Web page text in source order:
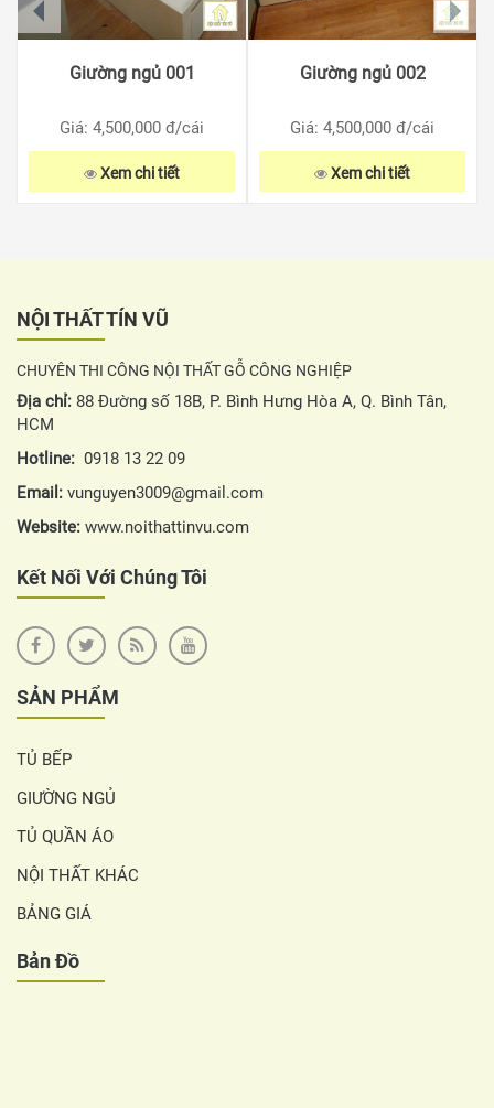
Giường ngủ 001
Giá: 4,500,000 đ/cái
Xem chi tiết
Giường ngủ 002
Giá: 4,500,000 đ/cái
Xem chi tiết
NỘI THẤT TÍN VŨ
CHUYÊN THI CÔNG NỘI THẤT GỖ CÔNG NGHIỆP
Địa chỉ: 88 Đường số 18B, P. Bình Hưng Hòa A, Q. Bình Tân,
HCM
Hotline: 0918 13 22 09
Email: vunguyen3009@gmail.com
Website: www.noithattinvu.com
Kết Nối Với Chúng Tôi
SẢN PHẨM
TỦ BẾP
GIƯỜNG NGỦ
TỦ QUẦN ÁO
NỘI THẤT KHÁC
BẢNG GIÁ
Bản Đồ